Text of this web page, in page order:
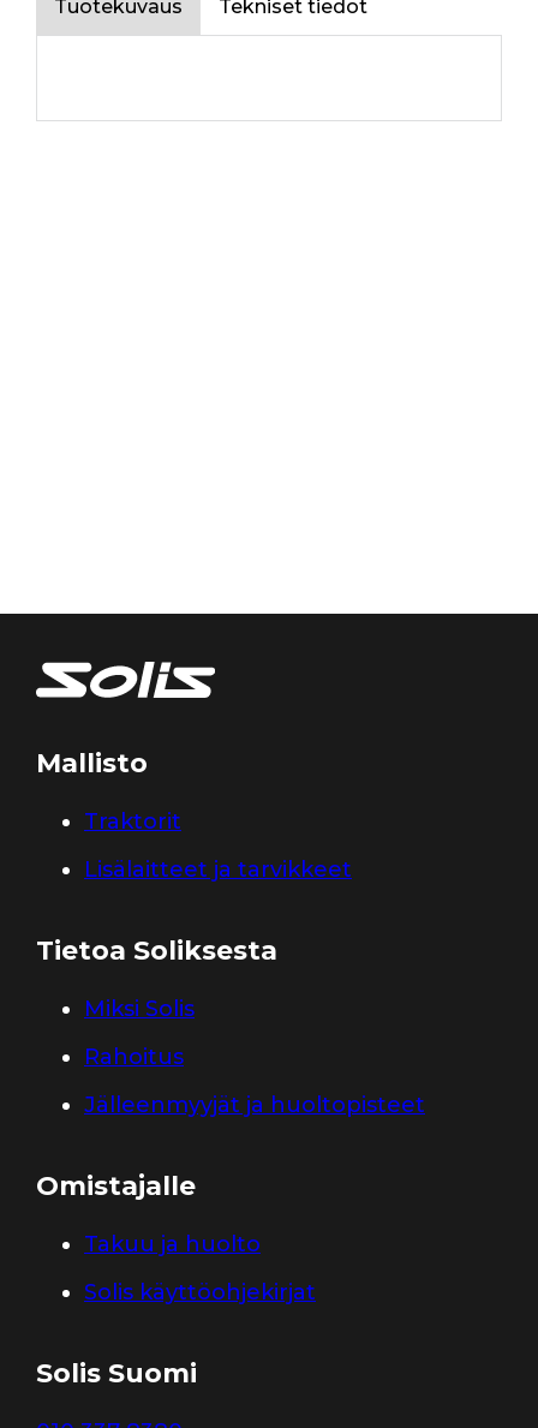
Tuotekuvaus Tekniset tiedot
Mallisto
Traktorit
Lisälaitteet ja tarvikkeet
Tietoa Soliksesta
Miksi Solis
Rahoitus
Jälleenmyyjät ja huoltopisteet
Omistajalle
Takuu ja huolto
Solis käyttöohjekirjat
Solis Suomi